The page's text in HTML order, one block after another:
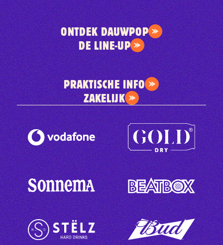
ONTDEK DAUWPOP
DE LINE-UP
PRAKTISCHE INFO
ZAKELIJK